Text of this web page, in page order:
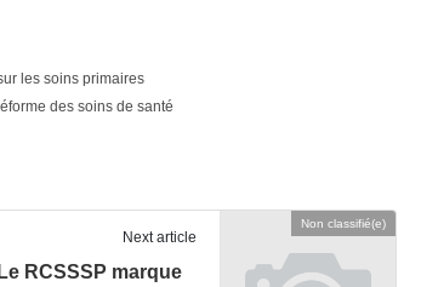
les soins primaires
des soins de santé
Non classifié(e)
Next article
Le RCSSSP marque